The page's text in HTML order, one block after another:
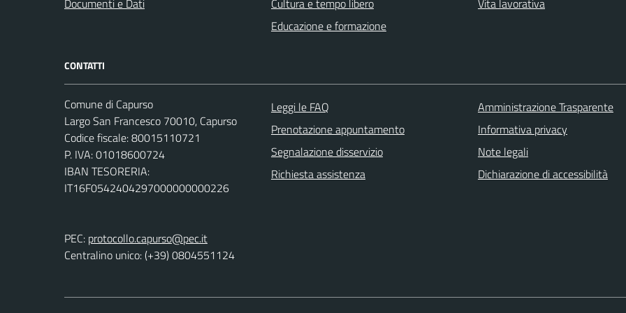
Documenti e Dati
Cultura e tempo libero
Educazione e formazione
Vita lavorativa
CONTATTI
Comune di Capurso
Largo San Francesco 70010, Capurso
Codice fiscale: 80015110721
P. IVA: 01018600724
IBAN TESORERIA:
IT16F0542404297000000000226
PEC: protocollo.capurso@pec.it
Centralino unico: (+39) 0804551124
Leggi le FAQ
Prenotazione appuntamento
Segnalazione disservizio
Richiesta assistenza
Amministrazione Trasparente
Informativa privacy
Note legali
Dichiarazione di accessibilità